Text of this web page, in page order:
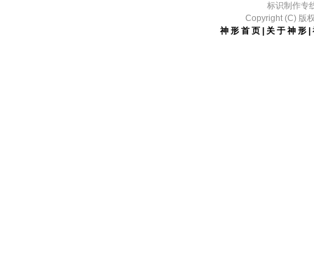
标识制作专
Copyright (C) 版
神形首页
关于神形 |